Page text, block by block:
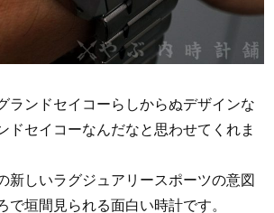
ランドセイコーらしからぬデザインな
ドセイコーなんだなと思わせてくれま
新しいラグジュアリースポーツの意図
で垣間見られる面白い時計です。